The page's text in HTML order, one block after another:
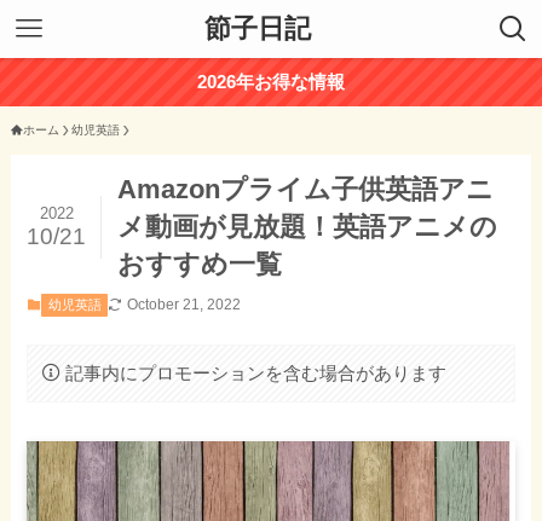
節子日記
2026年お得な情報
ホーム 幼児英語
Amazonプライム子供英語アニ
メ動画が見放題！英語アニメの
おすすめ一覧
2022
10/21
幼児英語 October 21, 2022
記事内にプロモーションを含む場合があります